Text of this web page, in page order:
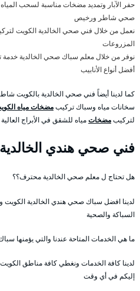
حفر الآبار وتمديد مضخات مناسبة لسحب
صحي شاطر ورخيص
نعمل من خلال فني صحي الخالدية الكويت
المزروعات
نوفر من خلال معلم سباك صحي الخالدية
أفضل أنواع الأنابيب
كما لدينا أيضاً فني صحي الخالدية بالكويت
سخانات مياه وسباك تركيبمضخات مياه
لتركيبمضخاتمياه للشقق في الأبراج
فني صحي هندي الخالدية
هل تحتاج ل معلم صحي الخالدية محترف؟؟
لدينا افضل سباك صحي هندي الخالدية الكويت
السباكة والصحية
ما هي الخدمات المتاحة عندنا والتي يؤمنها
لدينا كافة الخدمات ونغطي كافة مناطق
إليكم في أي وقت